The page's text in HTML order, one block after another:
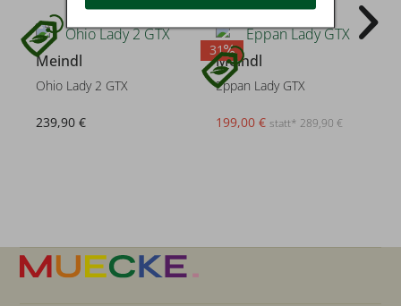
Meindl
Ohio Lady 2 GTX
239,90 €
31
Meindl
Eppan Lady GTX
199,00 € statt* 289,90 €